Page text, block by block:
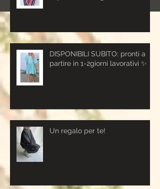
DISPONIBILI SUBITO: pronti a
partire in 1-2giorni lavorativi ✨
Un regalo per te!